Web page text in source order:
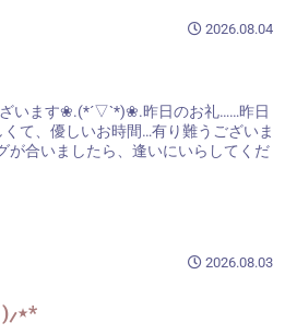
2026.08.04
います❀.(*´▽`*)❀.昨日のお礼……昨日
て、優しいお時間…有り難うございま
が合いましたら、逢いにいらしてくだ
2026.08.03